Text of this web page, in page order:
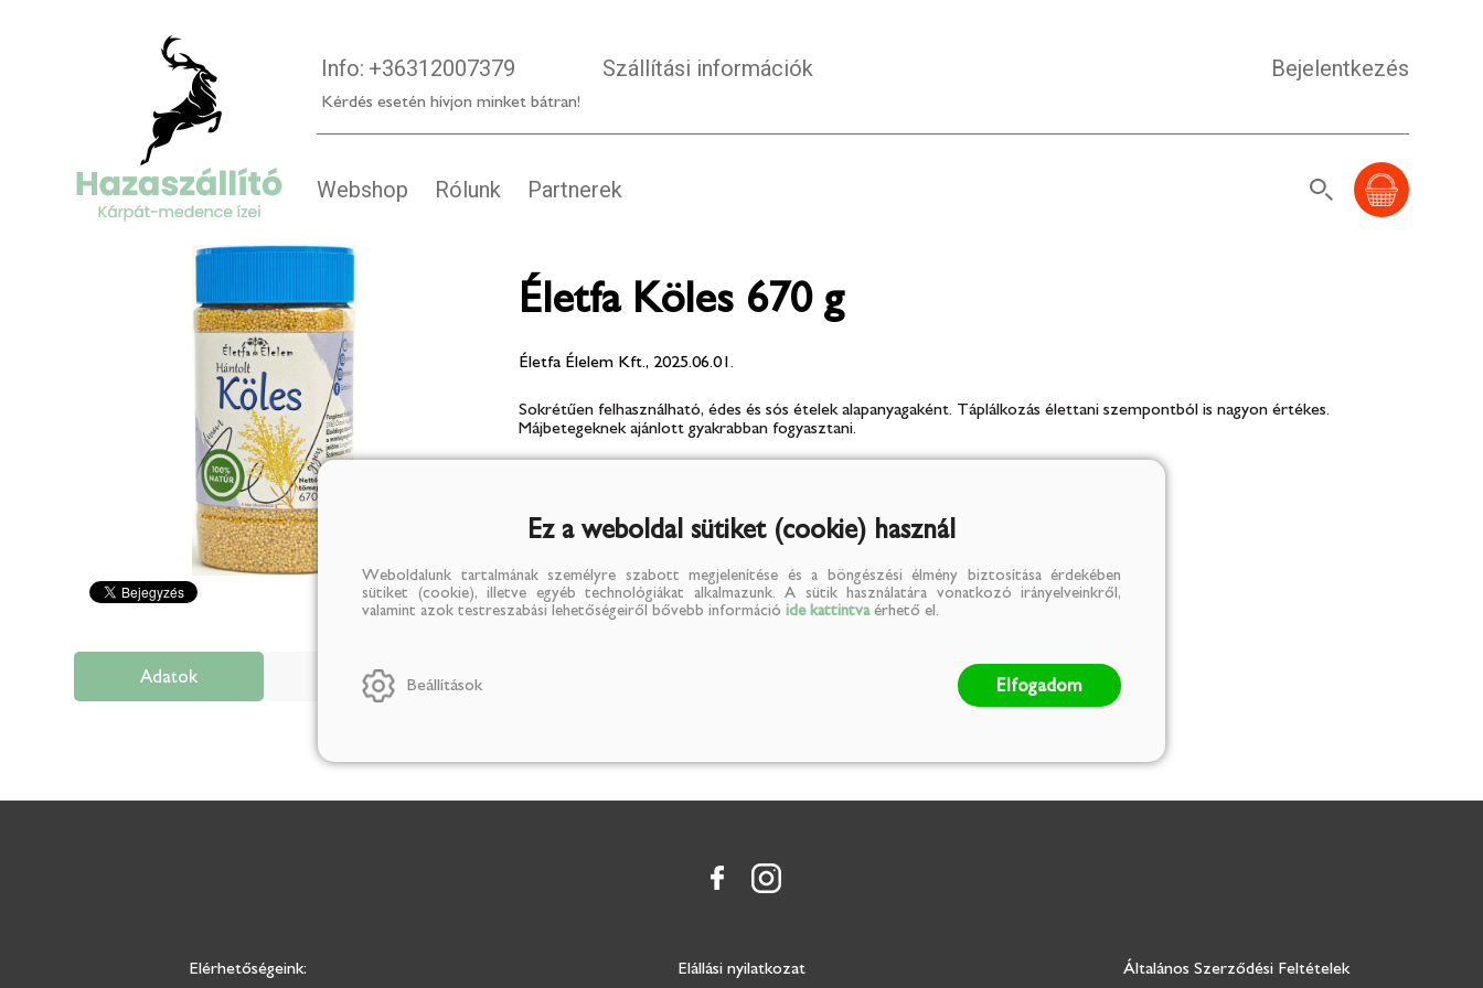
Info: +36312007379
Kérdés esetén hívjon minket bátran!
Szállítási információk Bejelentkezés
Webshop Rólunk Partnerek
Életfa Köles 670 g
Életfa Élelem Kft., 2025.06.01.
Sokrétűen felhasználható, édes és sós ételek alapanyagaként. Táplálkozás élettani szempontból is nagyon értékes.
Májbetegeknek ajánlott gyakrabban fogyasztani.
Jelenleg nem rendelhető
Adatok Leírás
Elérhetőségeink: Elállási nyilatkozat Általános Szerződési Feltételek
Ez a weboldal sütiket (cookie) használ
Weboldalunk tartalmának személyre szabott megjelenítése és a böngészési élmény biztosítása érdekében
sütiket (cookie), illetve egyéb technológiákat alkalmazunk. A sütik használatára vonatkozó irányelveinkről,
valamint azok testreszabási lehetőségeiről bővebb információ ide kattintvaérhető el.
Beállítások Elfogadom